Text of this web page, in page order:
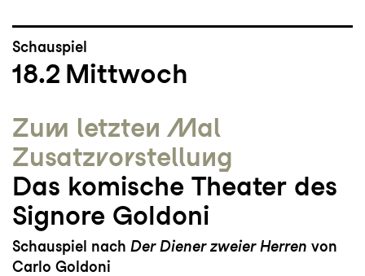
Schauspiel
18.2 Mittwoch
Zum letzten Mal
Zusatz­vorstellung
Das komische Theater des
Signore Goldoni
Schauspiel nach Der Diener zweier Herren von
Carlo Goldoni